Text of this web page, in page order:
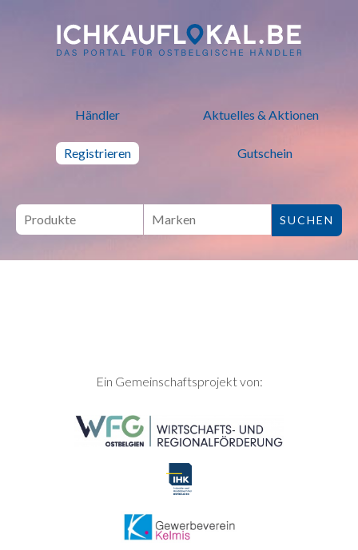
ich kauf lokal - Bei lokalen
Händler Aktuelles & Aktionen
Registrieren Gutschein
SEITENFUSSEin Gemeinschaftsprojekt von: